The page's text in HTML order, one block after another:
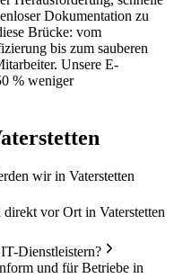
Dokumentation zu
Brücke: vom
bis zum sauberen
Unsere E-
% weniger
wir in Vaterstetten
vor Ort in Vaterstetten
Dienstleistern?
und für Betriebe in